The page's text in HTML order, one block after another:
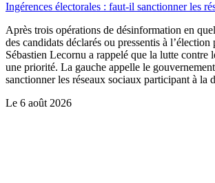
Ingérences électorales : faut-il sanctionner les
Après trois opérations de désinformation en
des candidats déclarés ou pressentis à l’élection
Sébastien Lecornu a rappelé que la lutte contre
une priorité. La gauche appelle le
sanctionner les réseaux sociaux participant à la
Le 6 août 2026